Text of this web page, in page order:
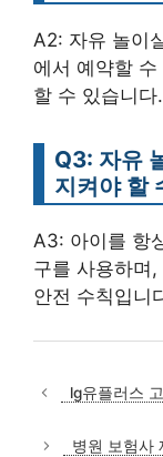
A2: 자유 놀이
에서 예약할
할 수 있습니다.
Q3: 자유
지켜야 할
A3: 아이를 항
구를 사용하며
안전 수칙입니
lg유플러스
병원 보험사